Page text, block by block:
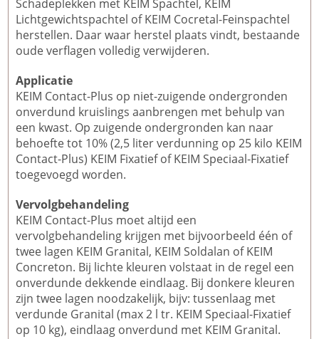
Schadeplekken met KEIM Spachtel, KEIM
Lichtgewichtspachtel of KEIM Cocretal-Feinspachtel
herstellen. Daar waar herstel plaats vindt, bestaande
oude verflagen volledig verwijderen.
Applicatie
KEIM Contact-Plus op niet-zuigende ondergronden
onverdund kruislings aanbrengen met behulp van
een kwast. Op zuigende ondergronden kan naar
behoefte tot 10% (2,5 liter verdunning op 25 kilo KEIM
Contact-Plus) KEIM Fixatief of KEIM Speciaal-Fixatief
toegevoegd worden.
Vervolgbehandeling
KEIM Contact-Plus moet altijd een
vervolgbehandeling krijgen met bijvoorbeeld één of
twee lagen KEIM Granital, KEIM Soldalan of KEIM
Concreton. Bij lichte kleuren volstaat in de regel een
onverdunde dekkende eindlaag. Bij donkere kleuren
zijn twee lagen noodzakelijk, bijv: tussenlaag met
verdunde Granital (max 2 l tr. KEIM Speciaal-Fixatief
op 10 kg), eindlaag onverdund met KEIM Granital.